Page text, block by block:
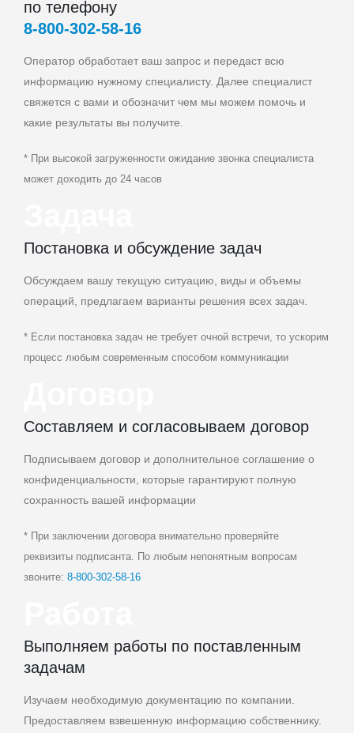
по телефону
8‑800‑302‑58‑16
Оператор обработает ваш запрос и передаст всю
информацию нужному специалисту. Далее специалист
свяжется с вами и обозначит чем мы можем помочь и
какие результаты вы получите.
* При высокой загруженности ожидание звонка специалиста
может доходить до 24 часов
Постановка и обсуждение задач
Обсуждаем вашу текущую ситуацию, виды и объемы
операций, предлагаем варианты решения всех задач.
* Если постановка задач не требует очной встречи, то ускорим
процесс любым современным способом коммуникации
Составляем и согласовываем договор
Подписываем договор и дополнительное соглашение о
конфиденциальности, которые гарантируют полную
сохранность вашей информации
* При заключении договора внимательно проверяйте
реквизиты подписанта. По любым непонятным вопросам
звоните: 8‑800‑302‑58‑16
Выполняем работы по поставленным
задачам
Изучаем необходимую документацию по компании.
Предоставляем взвешенную информацию собственнику.